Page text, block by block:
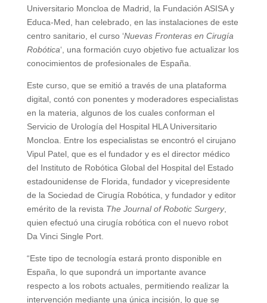
Universitario Moncloa de Madrid, la Fundación ASISA y
Educa-Med, han celebrado, en las instalaciones de este
centro sanitario, el curso ‘Nuevas Fronteras en Cirugía
Robótica‘, una formación cuyo objetivo fue actualizar los
conocimientos de profesionales de España.
Este curso, que se emitió a través de una plataforma
digital, contó con ponentes y moderadores especialistas
en la materia, algunos de los cuales conforman el
Servicio de Urología del Hospital HLA Universitario
Moncloa. Entre los especialistas se encontró el cirujano
Vipul Patel, que es el fundador y es el director médico
del Instituto de Robótica Global del Hospital del Estado
estadounidense de Florida, fundador y vicepresidente
de la Sociedad de Cirugía Robótica, y fundador y editor
emérito de la revista The Journal of Robotic Surgery,
quien efectuó una cirugía robótica con el nuevo robot
Da Vinci Single Port.
“Este tipo de tecnología estará pronto disponible en
España, lo que supondrá un importante avance
respecto a los robots actuales, permitiendo realizar la
intervención mediante una única incisión, lo que se